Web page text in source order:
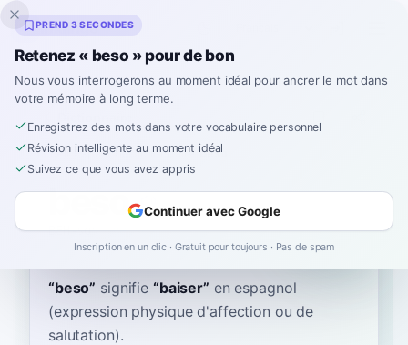
Inklingo
Accueil› Espagnol›Dictionnaire ›beso
beso
BEH-soh ˈbe.so
“beso” signifie “baiser” en espagnol
(expression physique d'affection ou de
salutation).
PREND 3 SECONDES
Retenez « beso » pour de bon
Nous vous interrogerons au moment idéal pour ancrer le mot dans
votre mémoire à long terme.
Enregistrez des mots dans votre vocabulaire personnel
Révision intelligente au moment idéal
Suivez ce que vous avez appris
Continuer avec Google
Inscription en un clic · Gratuit pour toujours · Pas de spam